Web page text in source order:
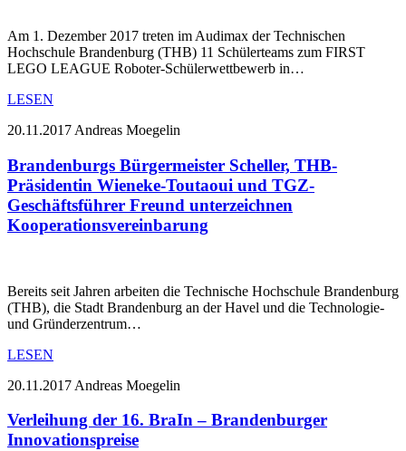
Am 1. Dezember 2017 treten im Audimax der Technischen
Hochschule Brandenburg (THB) 11 Schülerteams zum FIRST
LEGO LEAGUE Roboter-Schülerwettbewerb in…
LESEN
20.11.2017 Andreas Moegelin
Brandenburgs Bürgermeister Scheller, THB-
Präsidentin Wieneke-Toutaoui und TGZ-
Geschäftsführer Freund unterzeichnen
Kooperationsvereinbarung
Bereits seit Jahren arbeiten die Technische Hochschule Brandenburg
(THB), die Stadt Brandenburg an der Havel und die Technologie-
und Gründerzentrum…
LESEN
20.11.2017 Andreas Moegelin
Verleihung der 16. BraIn – Brandenburger
Innovationspreise